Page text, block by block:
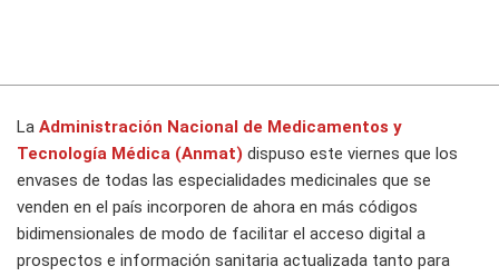
La Administración Nacional de Medicamentos y
Tecnología Médica (Anmat) dispuso este viernes que los
envases de todas las especialidades medicinales que se
venden en el país incorporen de ahora en más códigos
bidimensionales de modo de facilitar el acceso digital a
prospectos e información sanitaria actualizada tanto para